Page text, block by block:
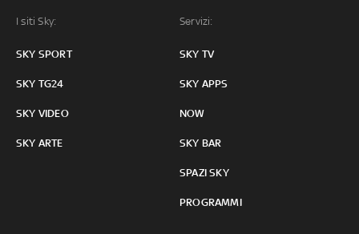
I siti Sky:
SKY SPORT
SKY TG24
SKY VIDEO
SKY ARTE
Servizi:
SKY TV
SKY APPS
NOW
SKY BAR
SPAZI SKY
PROGRAMMI